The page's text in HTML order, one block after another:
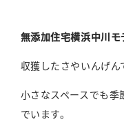
無添加住宅横浜中川モ
収獲したさやいんげん
小さなスペースでも
でいます。